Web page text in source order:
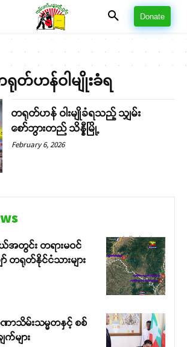
Donate
တ်ဟန်ဝါမျိုးခံရ
တရုတ်ဟန် ဝါးမျိုခံရသည့် သျှမ်း
စော်ဘွားတည် သိန္နီမြို့
February 6, 2026
အတွင်း တရားမဝင်
တရုတ်နိုင်ငံသားများ
ာသိမ်းသမ္မတနှင့် စစ်
က်များ